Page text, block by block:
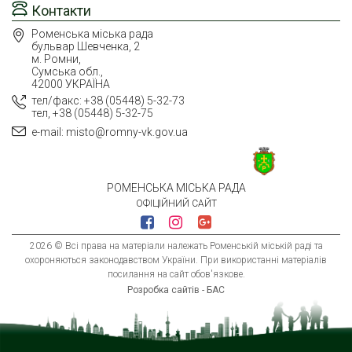
РОМЕНСЬКА МІСЬКА РАДА
ОФІЦІЙНИЙ САЙТ
2026 © Всі права на матеріали належать Роменській міській раді та
охороняються законодавством України. При використанні матеріалів
посилання на сайт обов'язкове.
Розробка сайтів - БАС
Контакти
Роменська міська рада
бульвар Шевченка, 2
м. Ромни,
Сумська обл.,
42000 УКРАЇНА
тел/факс: +38 (05448) 5-32-73
тел, +38 (05448) 5-32-75
e-mail: misto@romny-vk.gov.ua